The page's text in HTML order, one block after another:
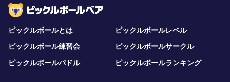
ピックルボールとは
ピックルボールレベル
ピックルボール練習会
ピックルボールサークル
ピックルボールパドル
ピックルボールランキング